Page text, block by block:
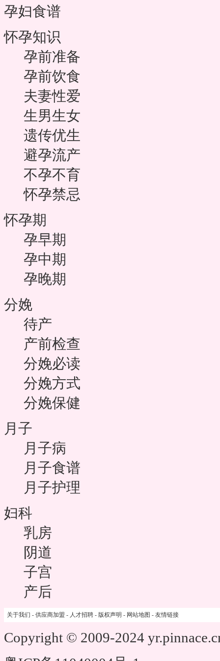
孕妇食谱
怀孕知识
孕前准备
孕前饮食
夫妻性爱
生男生女
遗传优生
避孕流产
不孕不育
怀孕禁忌
怀孕期
孕早期
孕中期
孕晚期
分娩
待产
产前检查
分娩必读
分娩方式
分娩保健
月子
月子病
月子食谱
月子护理
妇科
乳房
阴道
子宫
产后
关于我们 - 供应商加盟 - 人才招聘 - 版权声明 - 网站地图 - 友情链接
Copyright © 2009-2024